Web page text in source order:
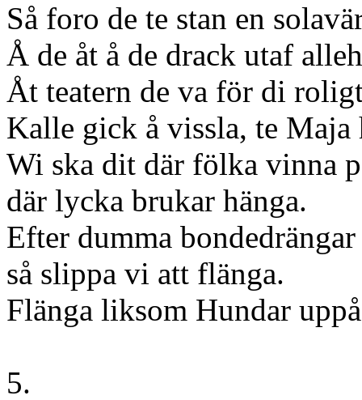
Så foro de te stan en
Å de åt å de drack utaf
Åt teatern de va för di
Kalle gick å vissla, te Maja
Wi ska dit där fölka vinna
där lycka brukar hänga.
Efter dumma
så slippa vi att flänga.
Flänga liksom Hundar
5.